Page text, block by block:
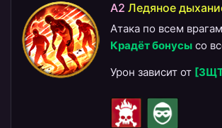
A2 Ледяное
Атака по всем
Крадёт бонусы со
Урон зависит от